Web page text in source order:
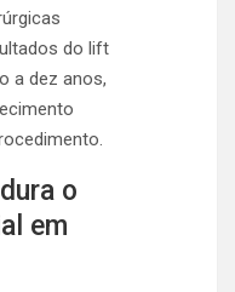
do lift
a dez anos,
o
em